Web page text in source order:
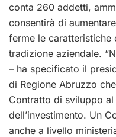
conta 260 addetti,
consentirà di
ferme le caratteristiche
tradizione aziendale.
– ha specificato il
di Regione Abruzzo
Contratto di sviluppo al
dell’investimento. Un
anche a livello